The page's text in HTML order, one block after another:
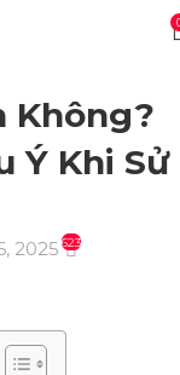
Không?
Ý Khi Sử
2025 623